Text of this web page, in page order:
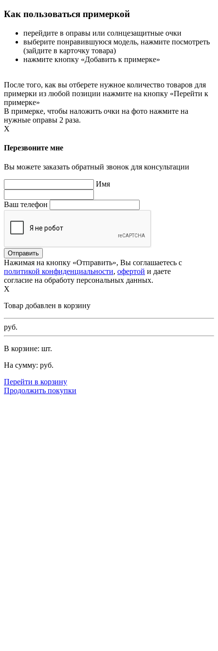
Как пользоваться примеркой
перейдите в оправы или солнцезащитные очки
выберите понравившуюся модель, нажмите посмотреть
(зайдите в карточку товара)
нажмите кнопку «Добавить к примерке»
После того, как вы отберете нужное количество товаров для
примерки из любой позиции нажмите на кнопку «Перейти к
примерке»
В примерке, чтобы наложить очки на фото нажмите на
нужные оправы 2 раза.
X
Перезвоните мне
Вы можете заказать обратный звонок для консультации
Имя
Ваш телефон
Нажимая на кнопку «Отправить», Вы соглашаетесь с
политикой конфиденциальности, офертой и даете
согласие на обработу персональных данных.
X
Товар добавлен в корзину
руб.
В корзине: шт.
На сумму: руб.
Перейти в корзину
Продолжить покупки